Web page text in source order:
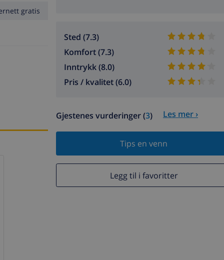
Sted (7.3)
Komfort (7.3)
Inntrykk (8.0)
Pris / kvalitet (6.0)
Gjestenes vurderinger (3) Les mer ›
Tips en venn
Legg til i favoritter
gratis